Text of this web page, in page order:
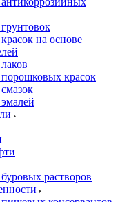
на основе
красок
растворов